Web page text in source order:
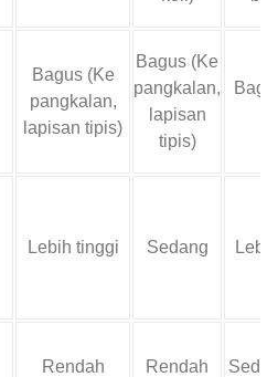
Bagus (Ke
pangkalan,
lapisan tipis)
Bagus (Ke
pangkalan,
lapisan
tipis)
Lebih tinggi Sedang
Rendah
Rendah